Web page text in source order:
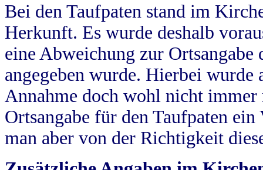
Bei den Taufpaten stand im
Herkunft. Es wurde deshalb
eine Abweichung zur
angegeben wurde. Hierbei wurde
Annahme doch wohl nicht
Ortsangabe für den Taufpaten
man aber von der Richtigkeit